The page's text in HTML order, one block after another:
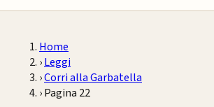
Home
›Leggi
›Corri alla Garbatella
›Pagina 22